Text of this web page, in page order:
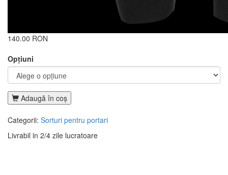
140.00 RON
Opţiuni
Adaugă în coş
Categorii: Sorturi pentru portari
Livrabil in 2/4 zile lucratoare